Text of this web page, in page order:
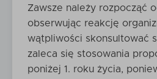
Zawsze należy rozpocząć
obserwując reakcję
wątpliwości skonsultować
zaleca się stosowania
poniżej 1. roku życia,